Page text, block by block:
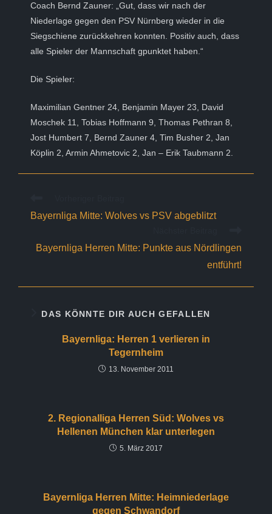
Coach Bernd Zauner: „Gut, dass wir nach der
Niederlage gegen den PSV Nürnberg wieder in die
Siegschiene zurückkehren konnten. Positiv auch, dass
alle Spieler der Mannschaft gpunktet haben.“
Die Spieler:
Maximilian Gentner 24, Benjamin Mayer 23, David
Moschek 11, Tobias Hoffmann 9, Thomas Pethran 8,
Jost Humbert 7, Bernd Zauner 4, Tim Busher 2, Jan
Köplin 2, Armin Ahmetovic 2, Jan – Erik Taubmann 2.
ansehen
Bayernliga Mitte: Wolves vs PSV abgeblitzt
Bayernliga Herren Mitte: Punkte aus Nördlingen
entführt!
DAS KÖNNTE DIR AUCH GEFALLEN
Bayernliga: Herren 1 verlieren in
Tegernheim
13. November 2011
2. Regionalliga Herren Süd: Wolves vs
Hellenen München klar unterlegen
5. März 2017
Bayernliga Herren Mitte: Heimniederlage
gegen Schwandorf